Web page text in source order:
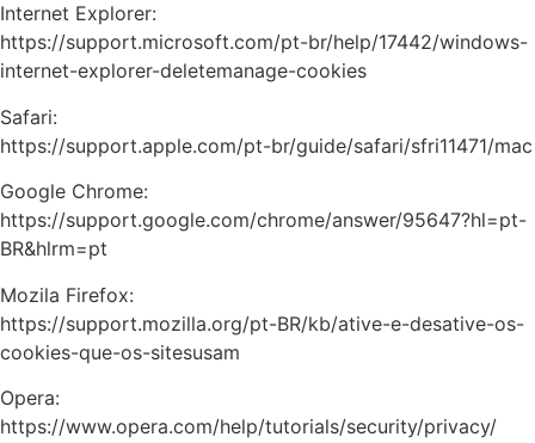
Internet Explorer:
https://support.microsoft.com/pt-br/help/17442/windows-
internet-explorer-deletemanage-cookies
Safari:
https://support.apple.com/pt-br/guide/safari/sfri11471/mac
Google Chrome:
https://support.google.com/chrome/answer/95647?hl=pt-
BR&hlrm=pt
Mozila Firefox:
https://support.mozilla.org/pt-BR/kb/ative-e-desative-os-
cookies-que-os-sitesusam
Opera:
https://www.opera.com/help/tutorials/security/privacy/